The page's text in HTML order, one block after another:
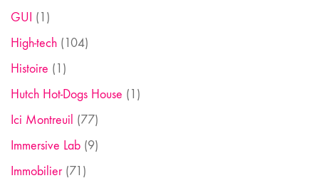
GUI (1)
High-tech (104)
Histoire (1)
Hutch Hot-Dogs House (1)
Ici Montreuil (77)
Immersive Lab (9)
Immobilier(71)